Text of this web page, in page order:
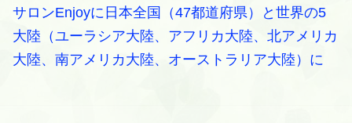
サロンEnjoyに日本全国（47都道府県）と世界の5
大陸（ユーラシア大陸、アフリカ大陸、北アメリカ
大陸、南アメリカ大陸、オーストラリア大陸）に